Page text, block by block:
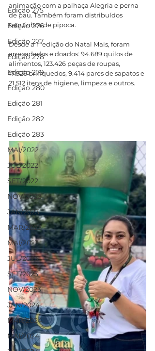
Edição 275
Edição 276
Edição 277
Edição 278
Edição 279
Edição 280
Edição 281
Edição 282
Edição 283
MAI/2022
JUL/2022
SET/2022
NOV/2022
JAN/2023
MAR/2023
MAI/2023
JUL/2023
SET/2023
NOV/2023
JAN/2024
MAR/2024
MAI/2024
animação com a palhaça Alegria e perna
de pau. Também foram distribuídos
saquinhos de pipoca.
Desde a 1ª edição do Natal Mais, foram
arrecadados e doados: 94.689 quilos de
alimentos, 123.426 peças de roupas,
17.926 brinquedos, 9.414 pares de sapatos e
21.512 itens de higiene, limpeza e outros.